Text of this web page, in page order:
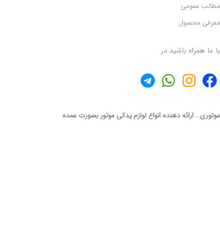
مطالب عمومی
معرفی محصول
با ما همراه باشید در
موتوری… ارائه دهنده انواع لوازم یدکی موتور بصورت عمده